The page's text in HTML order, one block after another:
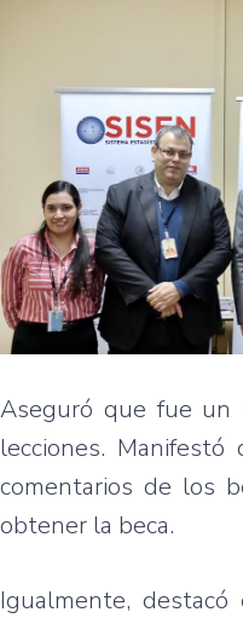
Aseguró que fue un
lecciones.
comentarios de los
obtener la beca.
Igualmente,